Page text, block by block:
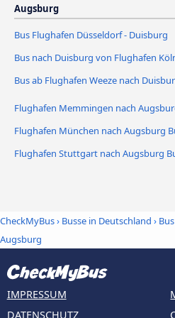
Augsburg
Bus Flughafen Düsseldorf - Duisburg
Bus nach Duisburg von Flughafen
Bus ab Flughafen Weeze nach
Flughafen Memmingen nach
Flughafen München nach Augsburg
Flughafen Stuttgart nach Augsburg
CheckMyBus› Busse in Deutschland ›
Augsburg
IMPRESSUM
DATENSCHUTZ